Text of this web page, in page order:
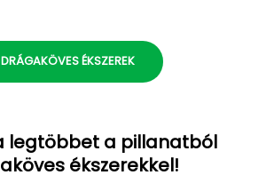
DRÁGAKÖVES ÉKSZEREK
legtöbbet a pillanatból
ékszerekkel!